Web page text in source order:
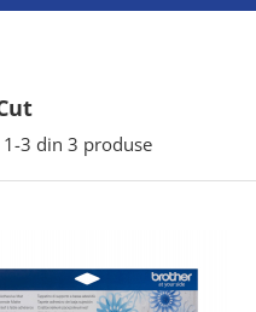
1-3 din 3 produse